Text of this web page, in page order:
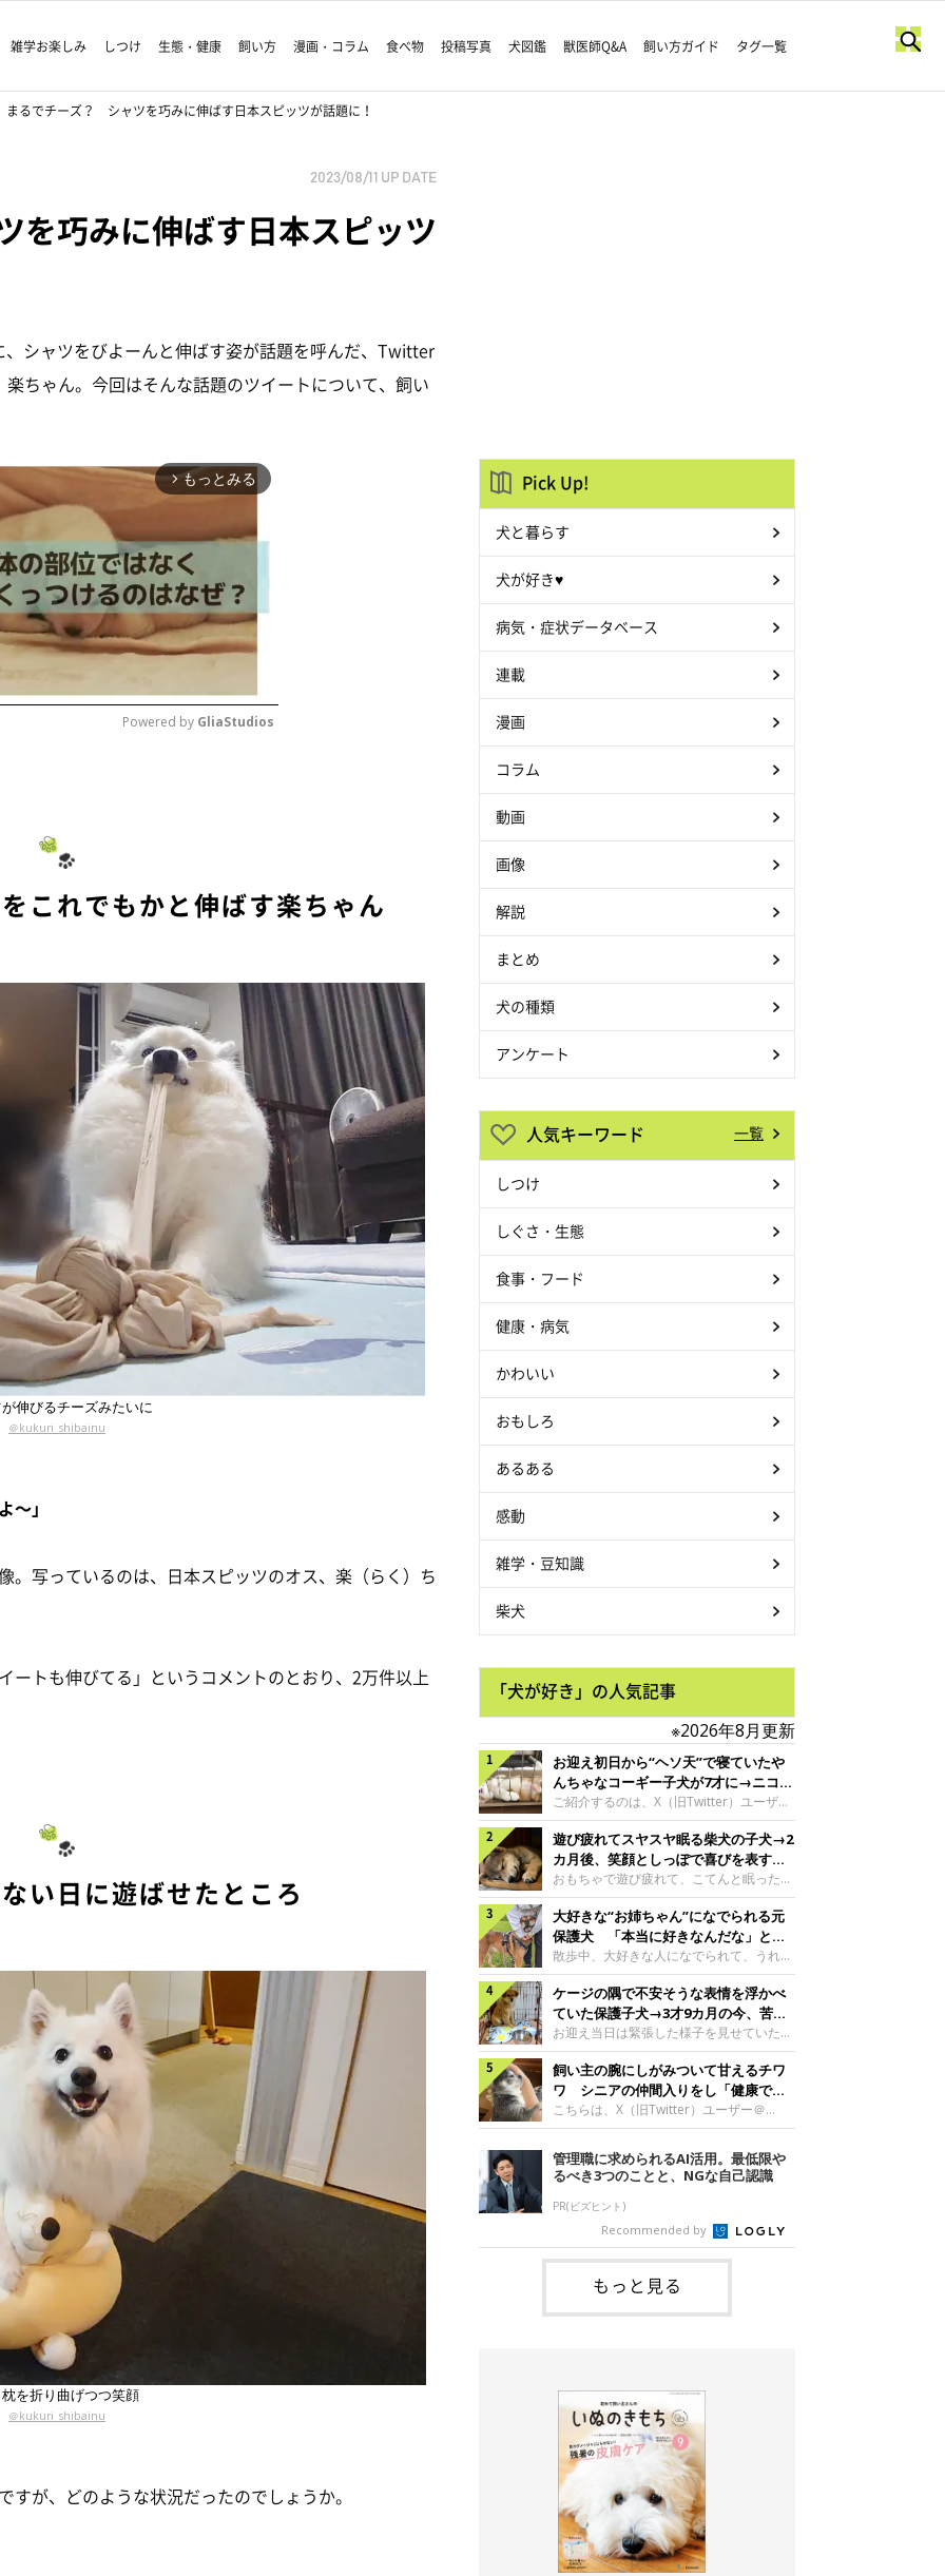
雑学お楽しみ しつけ 生態・健康 飼い方 漫画・コラム 食べ物 投稿写真 犬図鑑 獣医師Q&A 飼い方ガイド タグ一覧
まるでチーズ？ シャツを巧みに伸ばす日本スピッツが話題に！
2023/08/11 UP DATE
巧みに伸ばす日本スピッツ
シャツをびよーんと伸ばす姿が話題を呼んだ、Twitter
楽ちゃん。今回はそんな話題のツイートについて、飼い
arrow_forward_ios もっとみる
Powered by GliaStudios
これでもかと伸ばす楽ちゃん
伸びるチーズみたいに
＠kukuri_shibainu
～」
。写っているのは、日本スピッツのオス、楽（らく）ち
ートも伸びてる」というコメントのとおり、2万件以上
い日に遊ばせたところ
を折り曲げつつ笑顔
＠kukuri_shibainu
が、どのような状況だったのでしょうか。
Pick Up!
犬と暮らす
犬が好き♥
病気・症状データベース
連載
漫画
コラム
動画
画像
解説
まとめ
犬の種類
アンケート
人気キーワード 一覧
しつけ
しぐさ・生態
食事・フード
健康・病気
かわいい
おもしろ
あるある
感動
雑学・豆知識
柴犬
「犬が好き」の人気記事
※2026年8月更新
お迎え初日から“ヘソ天”で寝ていたや
んちゃなコーギー子犬が7才に→ニコニ
コ“コーギースマイル”が魅力のコに成
長！
ご紹介するのは、X（旧Twitter）ユーザー
＠Kus1oKg2vsgdWS2さんの愛犬でウェル
シュ・コーギー・ペンブロークの神楽ちゃ
ん。今年の8月で7才になるという神楽ちゃ
んですが、いったいどんな子犬時代を過ご
したのでしょうか。今回は、神楽ちゃんの
成長を飼い主さんと振り返ります！神楽ち
ゃんの成長について聞いた！お迎えから数
日後の神楽ちゃん（撮影時生後2カ月）＠
Kus1oKg2vsgdWS2――お迎え当初の神楽
ちゃんの様子について教えてください。飼
い主さん： 「お迎え当日から“ヘソ天”で寝
るようなコでし
遊び疲れてスヤスヤ眠る柴犬の子犬→2
カ月後、笑顔としっぽで喜びを表すコ
に成長！
おもちゃで遊び疲れて、こてんと眠った子
犬。あれから2カ月、表情や行動にさまざ
まな変化が見られるようになりました。遊
び疲れて眠る生後2カ月のなっちゃん遊び
疲れた様子のなっちゃん。@Pkndg_紹介
するのは、X（旧Twitter）ユーザー
@Pkndg_さんの愛犬・なっちゃん（取材
時、生後4カ月／柴犬）。こちらの写真
は、なっちゃんが生後2カ月のころに撮影
された一枚です。この日、なっちゃんは家
族と一緒におもちゃで遊んでいました。た
くさん遊んで疲れたのか、その後は眠り始
めたそうです。眠るなっちゃん。
@Pkndg_
大好きな“お姉ちゃん”になでられる元
保護犬 「本当に好きなんだな」と感
じる表情にほっこり
散歩中、大好きな人になでられて、うれし
そうな表情を見せる元保護犬。甘えるよう
な姿に、見ているこちらまでほっこりしま
す。大好きな“お姉ちゃん”に甘える小次郎
くん妹さんになでてもらい、うれしそうな
表情を見せる小次郎くん（2026年6月撮
影）。@mika_Jimmy紹介するのは、X（旧
Twitter）ユーザー@mika_Jimmyさんの愛
犬・小次郎くん（撮影時5才）。こちら
は、飼い主さんの妹さんと一緒に散歩をし
日、飼い主さんは実家から自宅へ帰る途
中、妹さんと公園で待ち合わせ
ケージの隅で不安そうな表情を浮かべ
ていた保護子犬→3才9カ月の今、苦手
を克服し頼もしいコに成長！
お迎え当日は緊張した様子を見せていた元
野犬の保護子犬。あれから約3年半、苦手
だったことを一つひとつ克服し、家族に寄
り添う姿を見せています。お迎え当日、ケ
ージの隅で不安そうにお迎え当日のシルビ
アちゃん。@nemonemotos今回紹介する
のは、X（旧Twitter）ユーザー
@nemonemotosさんの愛犬・シルビアち
ゃん（撮影当時、生後推定2カ月）。飼い
主さんが「#最初に撮った一枚」として投
稿した写真には、ケージの隅で不安そうな
表情を浮かべるシルビアちゃんの姿が写っ
ていました。こちらは、保護犬だったシル
飼い主の腕にしがみついて甘えるチワ
ワ シニアの仲間入りをし「健康で穏
やかな暮らしが続いてほしい」と願う
こちらは、X（旧Twitter）ユーザー＠
kotubusuke617さんが投稿した写真。写
っているのは、愛犬でチワワのつぶしゃん
（本名：こつぶちゃん）です。飼い主さん
の腕にしがみつくつぶしゃん（撮影時6
才）＠kotubusuke617撮影当時の状況に
ついて伺うと、飼い主さんはこう教えてく
れました。飼い主さん： 「ある休日のこ
とです。私がソファに座った途端にひざの
上にのってきたので、そのままなでながら
テレビを見ていたのですが、微動だにしな
いので気になって見てみると、腕にしがみ
管理職に求められるAI活用。最低限や
るべき3つのことと、NGな自己認識
PR(ビズヒント)
Recommended by
もっと見る